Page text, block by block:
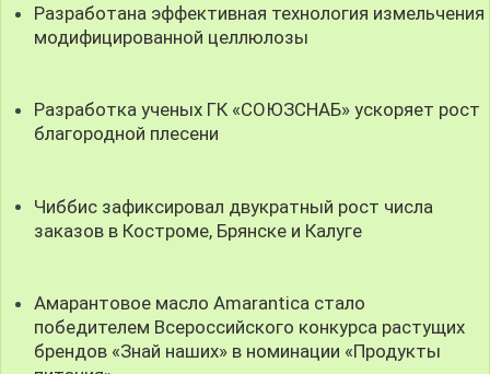
Разработана эффективная технология измельчения
модифицированной целлюлозы
Разработка ученых ГК «СОЮЗСНАБ» ускоряет рост
благородной плесени
Чиббис зафиксировал двукратный рост числа
заказов в Костроме, Брянске и Калуге
Амарантовое масло Amarantica стало
победителем Всероссийского конкурса растущих
брендов «Знай наших» в номинации «Продукты